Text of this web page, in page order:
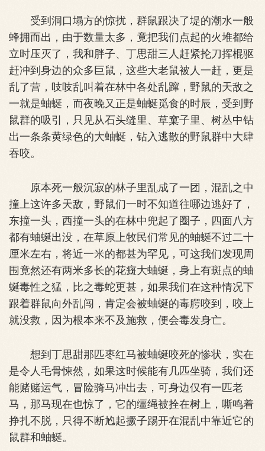
受到洞口塌方的惊扰，群鼠跟决了堤的潮水一般
蜂拥而出，由于数量太多，竟把我们点起的火堆都给
立时压灭了，我和胖子、丁思甜三人赶紧抡刀挥棍驱
赶冲到身边的众多巨鼠，这些大老鼠被人一赶，更是
乱了营，吱吱乱叫着在林中各处乱蹿，野鼠的天敌之
一就是蚰蜒，而夜晚又正是蚰蜒觅食的时辰，受到野
鼠群的吸引，只见从石头缝里、草窠子里、树丛中钻
出一条条黄绿色的大蚰蜒，钻入逃散的野鼠群中大肆
吞咬。
原本死一般沉寂的林子里乱成了一团，混乱之中
撞上这许多天敌，野鼠们一时不知道往哪边逃好了，
东撞一头，西撞一头的在林中兜起了圈子，四面八方
都有蚰蜒出没，在草原上牧民们常见的蚰蜒不过二十
厘米左右，将近一米的都甚为罕见，可这我们发现周
围竟然还有两米多长的花癍大蚰蜒，身上有斑点的蚰
蜒毒性之猛，比之毒蛇更甚，如果我们在这种情况下
跟着群鼠向外乱闯，肯定会被蚰蜒的毒腭咬到，咬上
就没救，因为根本来不及施救，便会毒发身亡。
想到丁思甜那匹枣红马被蚰蜒咬死的惨状，实在
是令人毛骨悚然，如果这时候能有几匹坐骑，我们还
能赌赌运气，冒险骑马冲出去，可身边仅有一匹老
马，那马现在也惊了，它的缰绳被拴在树上，嘶鸣着
挣扎不脱，只得不断尥起撅子踢开在混乱中靠近它的
鼠群和蚰蜒。